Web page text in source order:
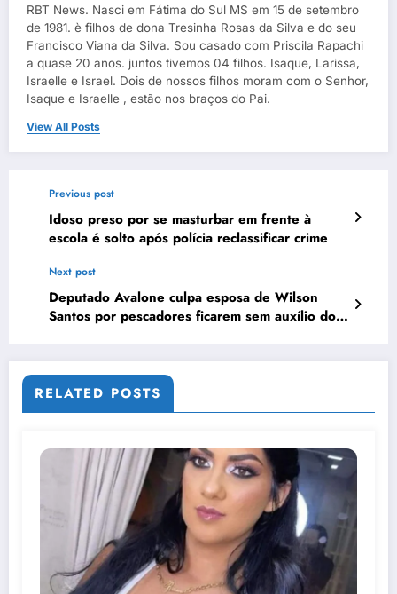
RBT News. Nasci em Fátima do Sul MS em 15 de setembro
de 1981. è filhos de dona Tresinha Rosas da Silva e do seu
Francisco Viana da Silva. Sou casado com Priscila Rapachi
a quase 20 anos. juntos tivemos 04 filhos. Isaque, Larissa,
Israelle e Israel. Dois de nossos filhos moram com o Senhor,
Isaque e Israelle , estão nos braços do Pai.
View All Posts
Previous post
Idoso preso por se masturbar em frente à
escola é solto após polícia reclassificar crime
Next post
Deputado Avalone culpa esposa de Wilson
Santos por pescadores ficarem sem auxílio do
RELATED POSTS